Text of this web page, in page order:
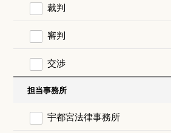
裁判
審判
交渉
担当事務所
宇都宮法律事務所